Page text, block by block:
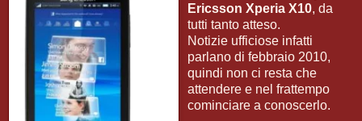
Ericsson Xperia X10, da
tutti tanto atteso.
Notizie ufficiose infatti
parlano di febbraio 2010,
quindi non ci resta che
attendere e nel frattempo
cominciare a conoscerlo.